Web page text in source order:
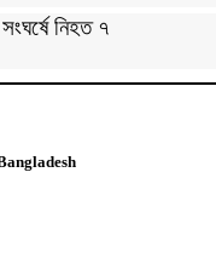
নিহত ৭
বিলে স্বাক্ষর করলেন